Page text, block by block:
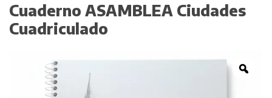
Cuaderno ASAMBLEA Ciudades
Cuadriculado